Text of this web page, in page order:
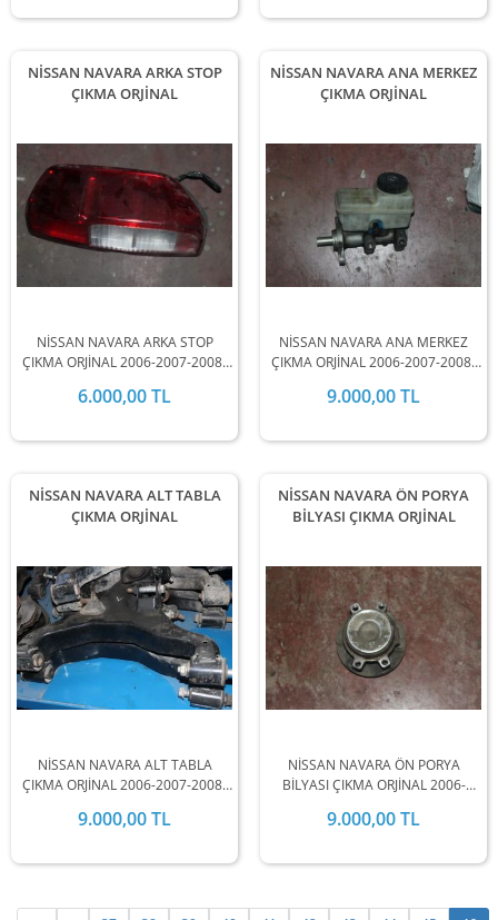
STOKLARIMIZDA MEVCUTTUR.
STOKLARIMIZDA MEVCUTTUR.
NİSSAN NAVARA ARKA STOP
ÇIKMA ORJİNAL
NİSSAN NAVARA ARKA STOP
ÇIKMA ORJİNAL 2006-2007-2008-
2015-2016-2017-2018-2019
STOKLARIMIZDA MEVCUTTUR.
6.000,00 TL
NİSSAN NAVARA ANA MERKEZ
ÇIKMA ORJİNAL
NİSSAN NAVARA ANA MERKEZ
ÇIKMA ORJİNAL 2006-2007-2008-
2015-2016-2017-2018-2019
STOKLARIMIZDA MEVCUTTUR.
9.000,00 TL
NİSSAN NAVARA ALT TABLA
ÇIKMA ORJİNAL
NİSSAN NAVARA ALT TABLA
ÇIKMA ORJİNAL 2006-2007-2008-
2015-2016-2017-2018-2019
STOKLARIMIZDA MEVCUTTUR.
9.000,00 TL
NİSSAN NAVARA ÖN PORYA
BİLYASI ÇIKMA ORJİNAL
NİSSAN NAVARA ÖN PORYA
BİLYASI ÇIKMA ORJİNAL 2006-
2013-2014-2015-2016-2017-2018-
STOKLARIMIZDA MEVCUTTUR.
9.000,00 TL